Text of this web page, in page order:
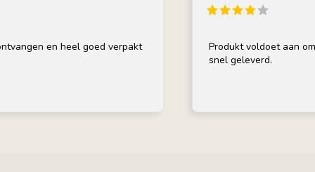
en heel goed verpakt
Produkt voldoet aan
snel geleverd.